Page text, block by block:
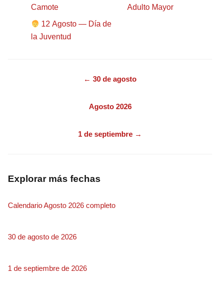
Camote
12 Agosto — Día de
la Juventud
Adulto Mayor
← 30 de agosto
Agosto 2026
1 de septiembre →
Explorar más fechas
Calendario Agosto 2026 completo
30 de agosto de 2026
1 de septiembre de 2026